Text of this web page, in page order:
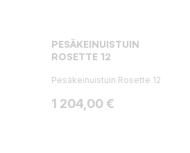
PESÄKEINUISTUIN
ROSETTE 12
Pesäkeinuistuin Rosette 12
Hinta
1 204,00 €